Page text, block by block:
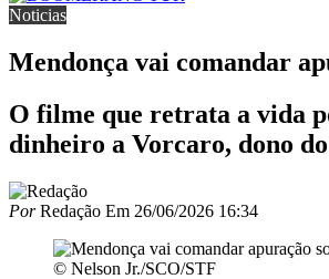
Noticias
Mendonça vai comandar
O filme que retrata a vida
dinheiro a Vorcaro, dono
PorRedação Em 26/06/2026 16:34
© Nelson Jr./SCO/STF